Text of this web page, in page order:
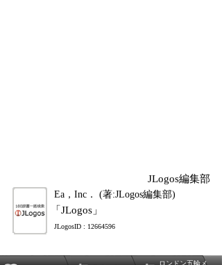
JLogos編集部
Ea，Inc． (著:JLogos編集部)
「JLogos」
JLogosID : 12664596
ロンドン五輪メ